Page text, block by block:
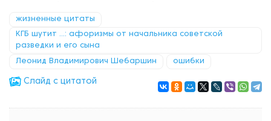
жизненные цитаты
КГБ шутит ...: афоризмы от начальника советской
разведки и его сына
Леонид Владимирович Шебаршин ошибки
Cлайд с цитатой